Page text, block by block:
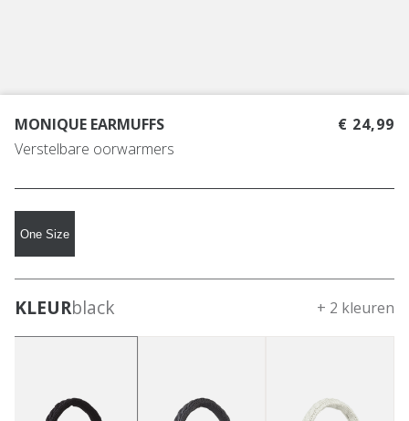
MONIQUE EARMUFFS
Verstelbare oorwarmers
€ 24,99
One Size
KLEURblack + 2 kleuren